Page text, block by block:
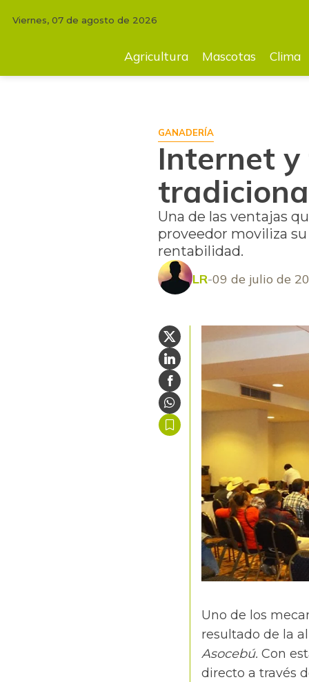
Internet y televisión se toman remates tradicionales de
Viernes, 07 de agosto de 2026
Agricultura Mascotas Clima
GANADERÍA
Internet y
Una de las ventajas
proveedor moviliza
rentabilidad.
LR 09 de julio de
Uno de los
resultado de la
Asocebú. Con
directo a través